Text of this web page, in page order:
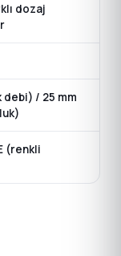
dozaj
debi) / 25 mm
(renkli